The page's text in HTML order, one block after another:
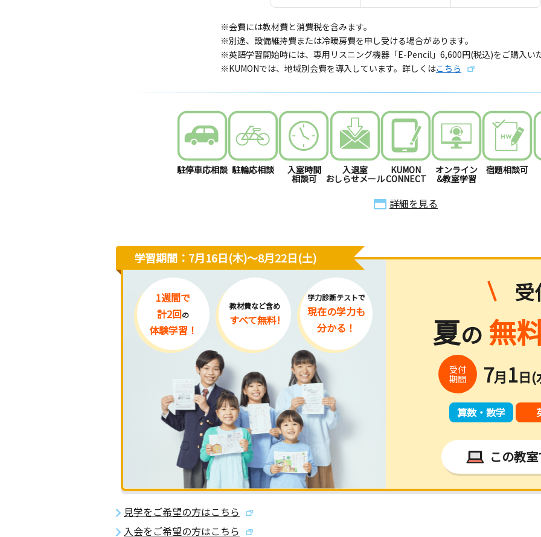
※会費には教材費と消費税を含みます。
※別途、設備維持費または冷暖房費を申し受ける場合があります。
※英語学習開始時には、専用リスニング機器「E-Pencil」6,600円(税込)をご購入い
※KUMONでは、地域別会費を導入しています。詳しくはこちら
駐停車応相談 駐輪応相談 入室時間
相談可
入退室
おしらせメール
KUMON
CONNECT
オンライン
&教室学習
宿題相談可
詳細を見る
学習期間：7月16日(木)〜8月22日(土)
1週間で
計2回の
体験学習！
教材費など含め
すべて無料!
学力診断テストで
現在の学力も
分かる！
受
夏の 無
受付
期間
7月1日(
算数・数学
この教
見学をご希望の方はこちら
入会をご希望の方はこちら